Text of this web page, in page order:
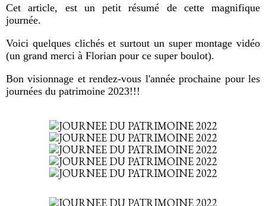
Cet article, est un petit résumé de cette magnifique
journée.
Voici quelques clichés et surtout un super montage vidéo
(un grand merci à Florian pour ce super boulot).
Bon visionnage et rendez-vous l'année prochaine pour les
journées du patrimoine 2023!!!